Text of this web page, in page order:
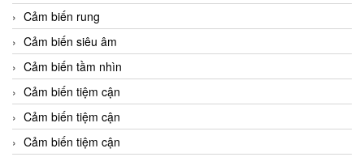
Cảm biến rung
Cảm biến siêu âm
Cảm biến tầm nhìn
Cảm biến tiệm cận
Cảm biến tiệm cận
Cảm biến tiệm cận